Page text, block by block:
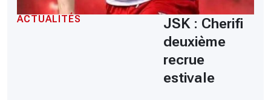
ACTUALITÉS
JSK : Cherifi
deuxième
recrue
estivale